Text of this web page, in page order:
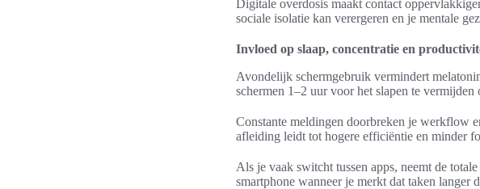
Digitale overdosis maakt contact
sociale isolatie kan verergeren en je mentale
Invloed op slaap, concentratie en
Avondelijk schermgebruik vermindert
schermen 1–2 uur voor het slapen te vermijden
Constante meldingen doorbreken je werkflow
afleiding leidt tot hogere efficiëntie en minder
Als je vaak switcht tussen apps, neemt de
smartphone wanneer je merkt dat taken langer